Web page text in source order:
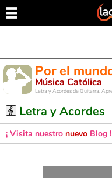
Por el
Música Católica
Letra y Acordes de Guitarra.
Letra y Acordes
¡ Visita nuestro nuevo Blog !